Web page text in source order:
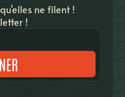
ne filent !
!